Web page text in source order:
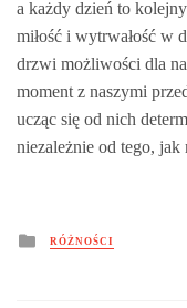
a każdy dzień to
miłość i wytrwałość w
drzwi możliwości dla
moment z naszymi
ucząc się od nich
niezależnie od tego, jak
Posted
RÓŻNOŚCI